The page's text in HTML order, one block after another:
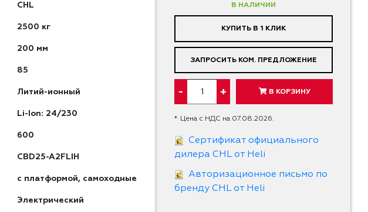
В НАЛИЧИИ
КУПИТЬ В 1 КЛИК
ЗАПРОСИТЬ КОМ. ПРЕДЛОЖЕНИЕ
- + В КОРЗИНУ
* Цена с НДС на 07.08.2026.
Сертификат официального
дилера CHL от Heli
Авторизационное письмо по
бренду CHL от Heli
CHL
2500 кг
200 мм
85
Литий-ионный
Li-Ion: 24/230
600
CBD25-A2FLIH
с платформой, самоходные
Электрический